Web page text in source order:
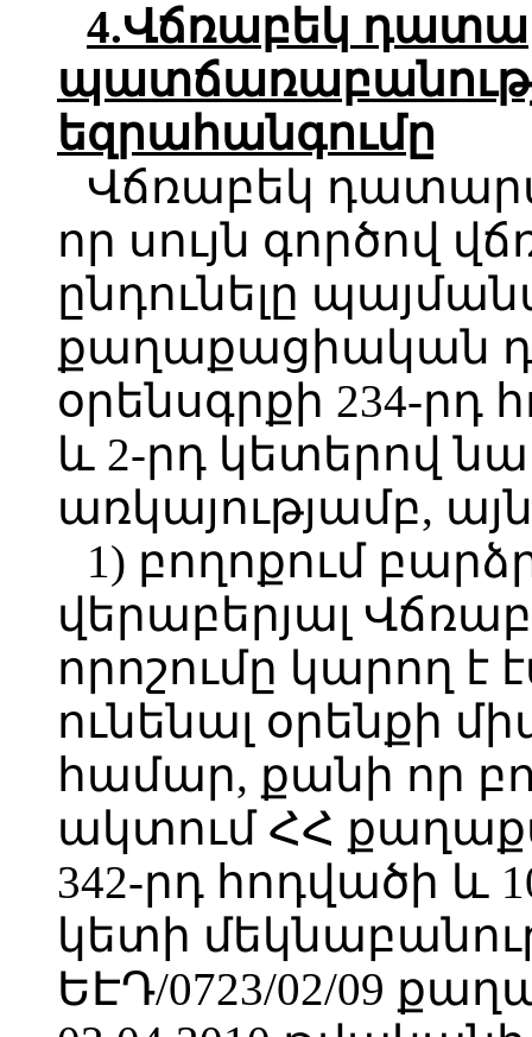
4.Վճռաբեկ
եզրահանգումը
Վճռաբեկ
որ սույն գործով
ընդունելը
քաղաքացիական
օրենսգրքի 234-րդ
և 2-րդ կետերով
առկայությամբ,
1) բողոքում
վերաբերյալ
որոշումը կարող է
ունենալ օրենքի
համար, քանի որ
ակտում ՀՀ
342-րդ հոդվածի և
կետի
ԵԷԴ/0723/02/09